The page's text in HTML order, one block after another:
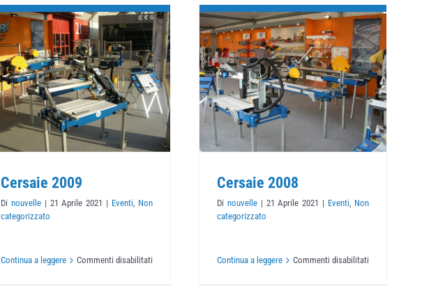
Cersaie 2009
Di nouvelle | 21 Aprile 2021 | Eventi, Non
categorizzato
Continua a leggere Commenti disabilitati
Cersaie 2008
Eventi Non categorizzato
Cersaie 2008
Di nouvelle | 21 Aprile 2021 | Eventi, Non
categorizzato
Continua a leggere Commenti disabilitati